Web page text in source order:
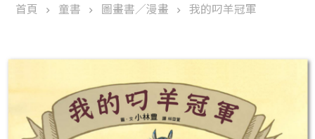
首頁 童書 圖畫書／漫畫 我的叼羊冠軍